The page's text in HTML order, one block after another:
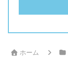
ホーム